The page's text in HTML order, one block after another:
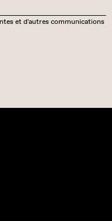
et d'autres communications